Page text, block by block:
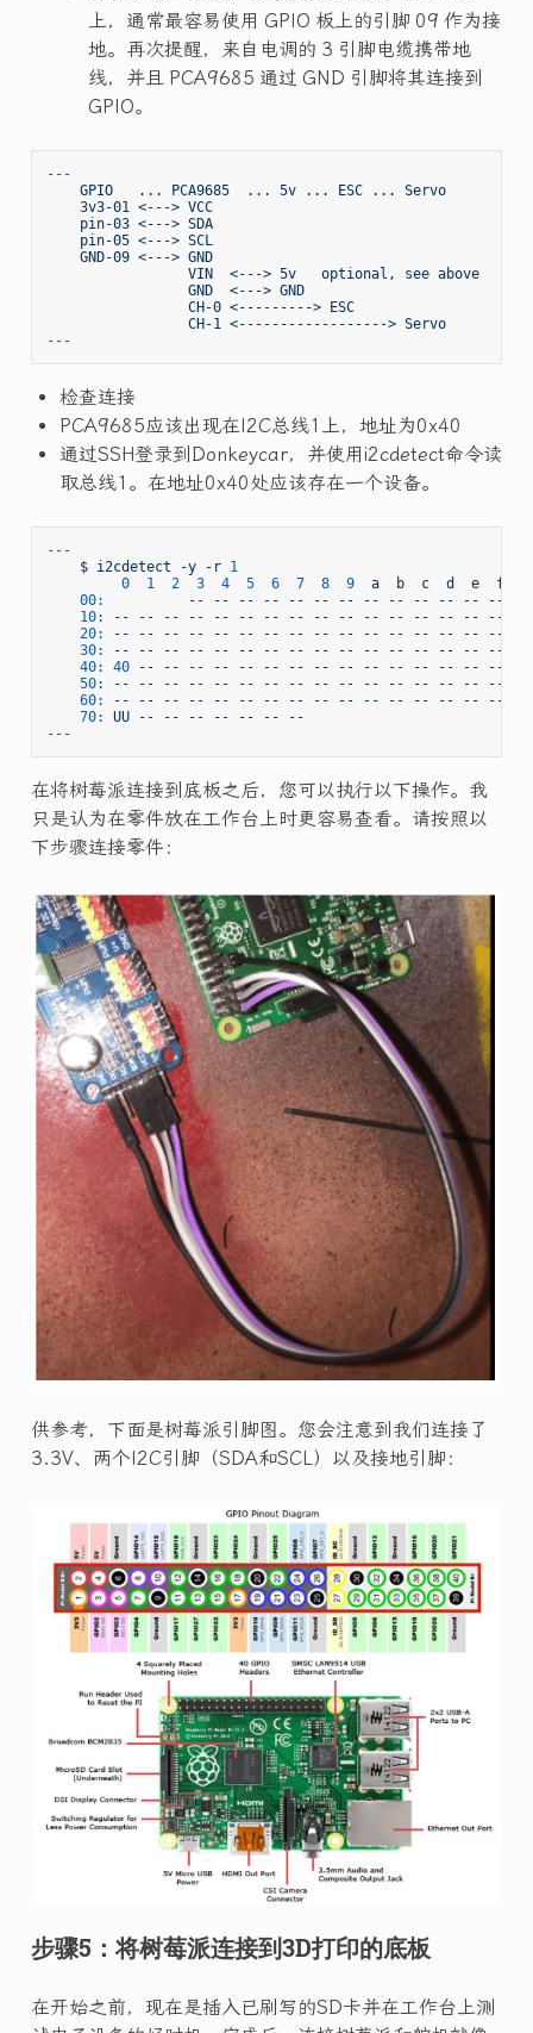
上，通常最容易使用 GPIO 板上的引脚 09 作为接
地。再次提醒，来自电调的 3 引脚电缆携带地
线，并且 PCA9685 通过 GND 引脚将其连接到
GPIO。
---
GPIO
... PCA9685 ... 5v ... ESC ...
Servo
3v3-01 <---> VCC
pin-03 <---> SDA
pin-05 <---> SCL
GND-09 <---> GND
VIN
<---> 5v optional, see above
GND
<---> GND
CH-0 <--------->
ESC
CH-1 <------------------> Servo
检查连接
PCA9685应该出现在I2C总线1上，地址为0x40
通过SSH登录到Donkeycar，并使用i2cdetect命令读
取总线1。在地址0x40处应该存在一个设备。
---
$ i2cdetect -y -r 1
0
1 2 3 4 5 6 7 8 9 a b c d e
f
00:
-- -- -- -- -- -- -- -- -- -- -- --
--
10:
-- -- -- -- -- -- -- -- -- -- -- -- -- -- --
--
20:
-- -- -- -- -- -- -- -- -- -- -- -- -- -- --
--
30:
-- -- -- -- -- -- -- -- -- -- -- -- -- -- --
--
40:
40 -- -- -- -- -- -- -- -- -- -- -- -- -- --
--
50:
-- -- -- -- -- -- -- -- -- -- -- -- -- -- --
--
60:
-- -- -- -- -- -- -- -- -- -- -- -- -- -- --
--
70:
UU -- -- -- -- -- --
--
在将树莓派连接到底板之后，您可以执行以下操作。我
只是认为在零件放在工作台上时更容易查看。请按照以
下步骤连接零件：
供参考，下面是树莓派引脚图。您会注意到我们连接了
3.3V、两个I2C引脚（SDA和SCL）以及接地引脚：
步骤5：将树莓派连接到3D打印的底板
在开始之前，现在是插入已刷写的SD卡并在工作台上测